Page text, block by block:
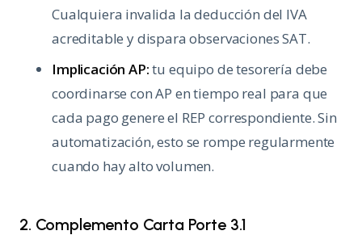
Cualquiera invalida la deducción del IVA
acreditable y dispara observaciones SAT.
Implicación AP:tu equipo de tesorería debe
coordinarse con AP en tiempo real para que
cada pago genere el REP correspondiente. Sin
automatización, esto se rompe regularmente
cuando hay alto volumen.
2. Complemento Carta Porte 3.1